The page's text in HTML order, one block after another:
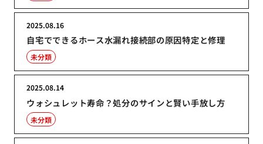
自宅でできるホース水漏れ接続部の原因特定と修理
2025.08.16
未分類
ウォシュレット寿命？処分のサインと賢い手放し方
2025.08.14
未分類